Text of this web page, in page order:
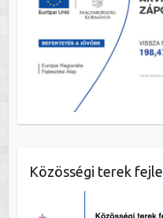
Közösségi terek